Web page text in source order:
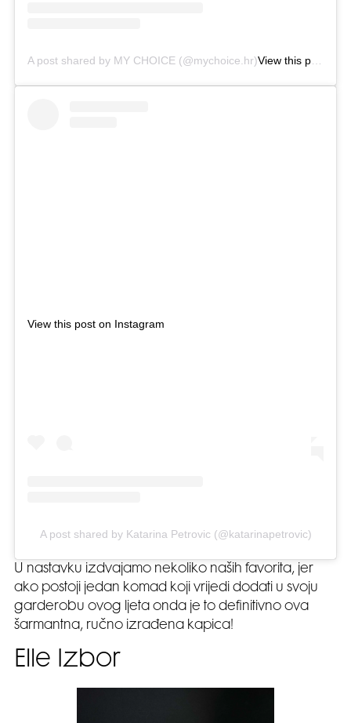
A post shared by MY CHOICE (@mychoice.hr)View this post on Instagram
View this post on Instagram
A post shared by Katarina Petrovic (@katarinapetrovic)
U nastavku izdvajamo nekoliko naših favorita, jer
ako postoji jedan komad koji vrijedi dodati u svoju
garderobu ovog ljeta onda je to definitivno ova
šarmantna, ručno izrađena kapica!
Elle Izbor